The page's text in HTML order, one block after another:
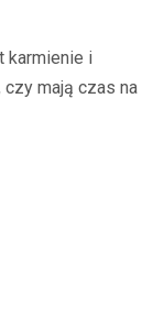
karmienie i
mają czas na